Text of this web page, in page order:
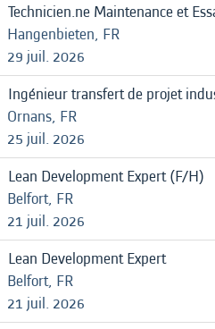
Technicien.ne Maintenance et
Hangenbieten, FR
29 juil. 2026
Ingénieur transfert de projet
Ornans, FR
25 juil. 2026
Lean Development Expert (F/H)
Belfort, FR
21 juil. 2026
Lean Development Expert
Belfort, FR
21 juil. 2026